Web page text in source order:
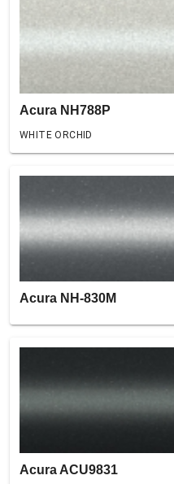
Acura NH788P
WHITE ORCHID
Acura NH-830M
Acura ACU9831